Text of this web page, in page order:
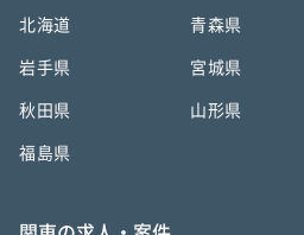
北海道 青森県
岩手県 宮城県
秋田県 山形県
福島県